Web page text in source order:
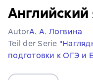
AutorА. А. Логвина
Teil der Serie
подготовки к ОГЭ и